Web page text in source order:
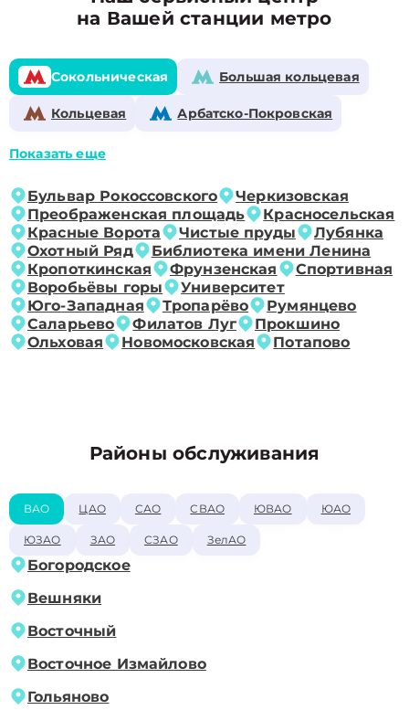
на Вашей станции метро
Сокольническая Большая кольцевая
Кольцевая Арбатско-Покровская
Показать еще
Бульвар Рокоссовского
Черкизовская
Преображенская площадь
Красносельская
Красные Ворота
Чистые пруды
Лубянка
Охотный Ряд
Библиотека имени Ленина
Кропоткинская
Фрунзенская
Спортивная
Воробьёвы горы
Университет
Юго-Западная
Тропарёво
Румянцево
Саларьево
Филатов Луг
Прокшино
Ольховая
Новомосковская Потапово
Районы обслуживания
ВАО ЦАО САО СВАО ЮВАО ЮАО
ЮЗАО ЗАО СЗАО ЗелАО
Богородское
Вешняки
Восточный
Восточное Измайлово
Гольяново